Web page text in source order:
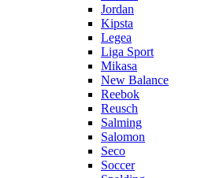
Jordan
Kipsta
Legea
Liga Sport
Mikasa
New Balance
Reebok
Reusch
Salming
Salomon
Seco
Soccer